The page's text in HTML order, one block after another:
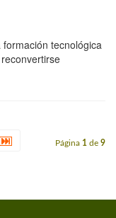
tecnológica
Página 1 de 9